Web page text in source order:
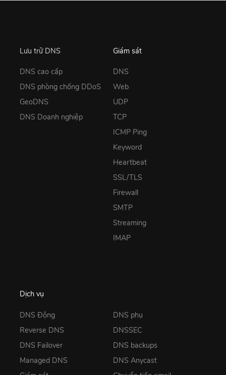
Lưu trữ DNS
DNS cao cấp
DNS phòng chống DDoS
GeoDNS
DNS Doanh nghiệp
Giám sát
DNS
Web
UDP
TCP
ICMP Ping
Keyword
Heartbeat
SSL/TLS
Firewall
SMTP
Streaming
IMAP
Dịch vụ
DNS Động
Reverse DNS
DNS Failover
Managed DNS
DNS phụ
DNSSEC
DNS backups
DNS Anycast